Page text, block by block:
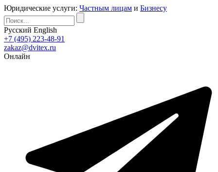
Юридические услуги: Частным лицам и Бизнесу
Русский English
+7 (495) 223-48-91
zakaz@dvitex.ru
Онлайн